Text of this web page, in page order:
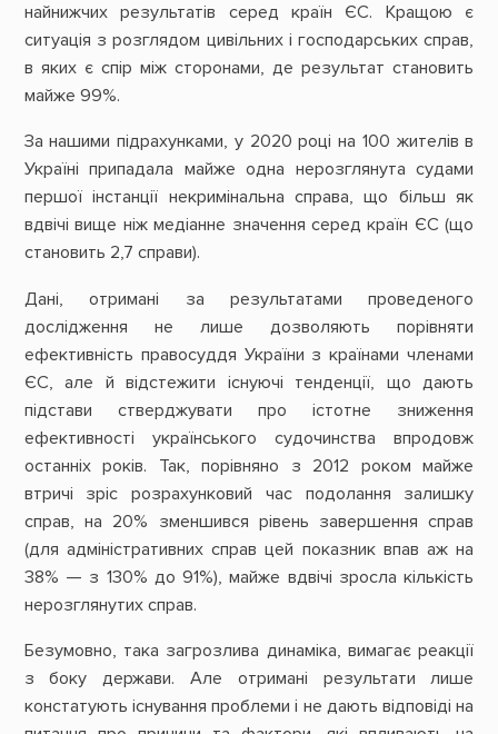
найнижчих результатів серед країн ЄС. Кращою є
ситуація з розглядом цивільних і господарських справ,
в яких є спір між сторонами, де результат становить
майже 99%.
За нашими підрахунками, у 2020 році на 100 жителів в
Україні припадала майже одна нерозглянута судами
першої інстанції некримінальна справа, що більш як
вдвічі вище ніж медіанне значення серед країн ЄС (що
становить 2,7 справи).
Дані, отримані за результатами проведеного
дослідження не лише дозволяють порівняти
ефективність правосуддя України з країнами членами
ЄС, але й відстежити існуючі тенденції, що дають
підстави стверджувати про істотне зниження
ефективності українського судочинства впродовж
останніх років. Так, порівняно з 2012 роком майже
втричі зріс розрахунковий час подолання залишку
справ, на 20% зменшився рівень завершення справ
(для адміністративних справ цей показник впав аж на
38% — з 130% до 91%), майже вдвічі зросла кількість
нерозглянутих справ.
Безумовно, така загрозлива динаміка, вимагає реакції
з боку держави. Але отримані результати лише
констатують існування проблеми і не дають відповіді на